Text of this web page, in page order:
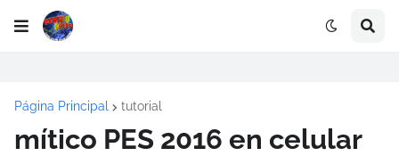
Página Principal tutorial
mítico PES 2016 en celular